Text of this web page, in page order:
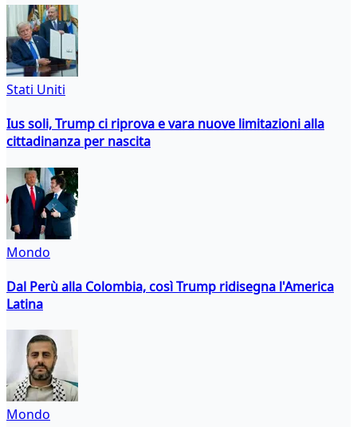
Stati Uniti
Ius soli, Trump ci riprova e vara nuove limitazioni alla
cittadinanza per nascita
Mondo
Dal Perù alla Colombia, così Trump ridisegna l'America
Latina
Mondo